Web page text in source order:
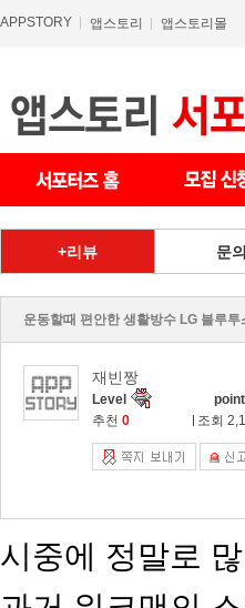
APPSTORY 앱스토리 앱스토리몰
리뷰 문의